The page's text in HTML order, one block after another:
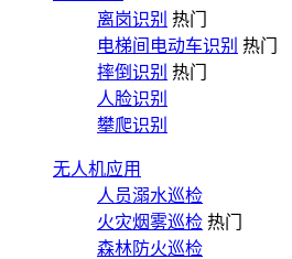
离岗识别 热门
电梯间电动车识别 热门
摔倒识别 热门
人脸识别
攀爬识别
无人机应用
人员溺水巡检
火灾烟雾巡检 热门
森林防火巡检